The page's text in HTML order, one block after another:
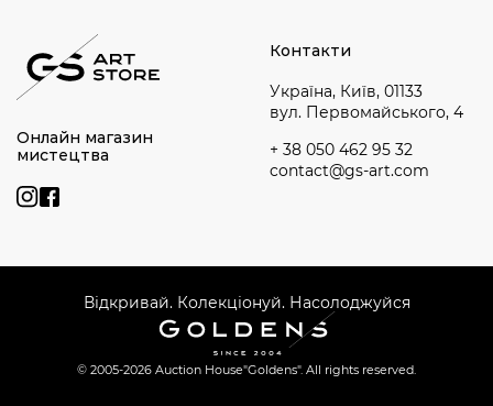
Онлайн магазин
мистецтва
Контакти
Україна, Київ, 01133
вул. Первомайського, 4
+ 38 050 462 95 32
contact@gs-art.com
© 2005-2026 Auction House"Goldens". All rights reserved.
Відкривай. Колекціонуй. Насолоджуйся